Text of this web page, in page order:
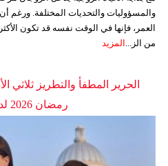
والمسؤوليات والتحديات المختلفة. ورغم
العمر، فإنها في الوقت نفسه قد تكون
من الز...
المزيد
الحرير المطفأ والتطريز ثلاثي
رمضان 2026 لدى شالكي